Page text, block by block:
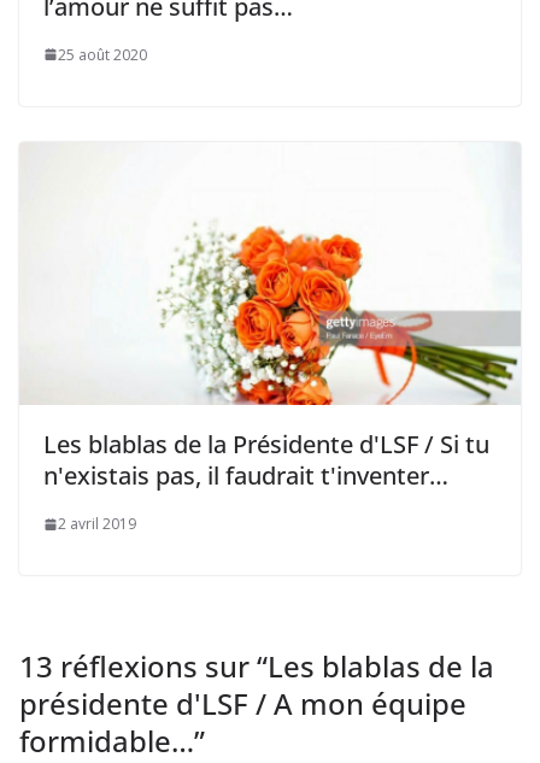
25 août 2020
Les blablas de la Présidente d'LSF / Si tu
n'existais pas, il faudrait t'inventer…
2 avril 2019
13 réflexions sur “Les blablas de la
présidente d'LSF / A mon équipe
formidable…”